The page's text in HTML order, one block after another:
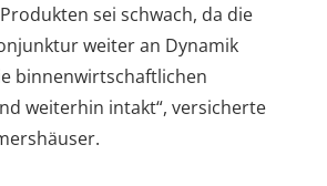
sei schwach, da die
weiter an Dynamik
binnenwirtschaftlichen
weiterhin intakt“, versicherte